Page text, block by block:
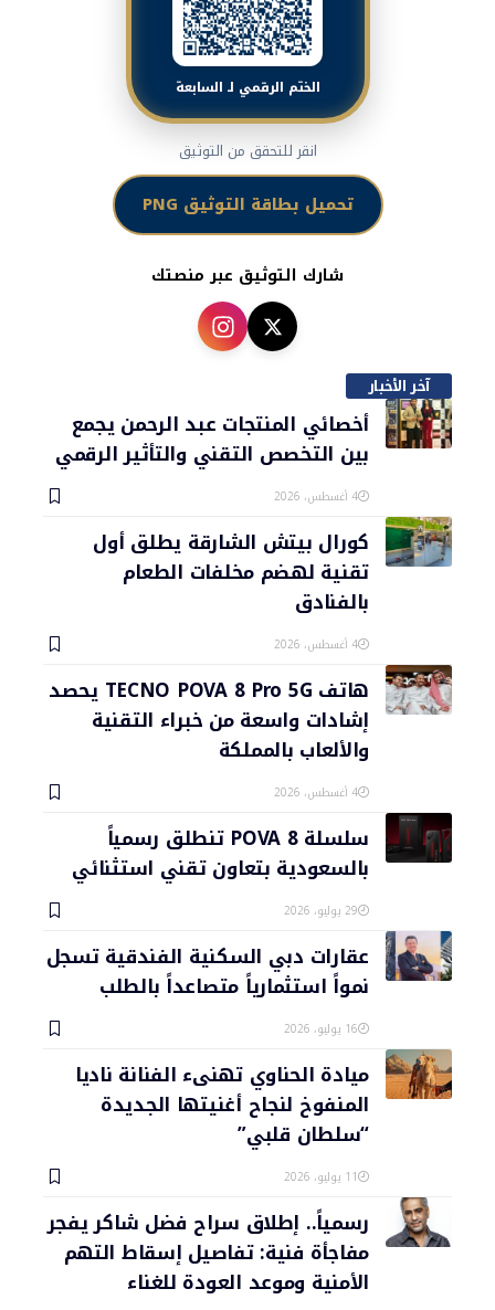
الختم الرقمي لـ السابعة
انقر للتحقق من التوثيق
تحميل بطاقة التوثيق PNG
شارك التوثيق عبر منصتك
آخر الأخبار
أخصائي المنتجات عبد الرحمن يجمع
بين التخصص التقني والتأثير الرقمي
4 أغسطس، 2026
كورال بيتش الشارقة يطلق أول
تقنية لهضم مخلفات الطعام
بالفنادق
4 أغسطس، 2026
هاتف TECNO POVA 8 Pro 5G يحصد
إشادات واسعة من خبراء التقنية
والألعاب بالمملكة
4 أغسطس، 2026
سلسلة POVA 8 تنطلق رسمياً
بالسعودية بتعاون تقني استثنائي
29 يوليو، 2026
عقارات دبي السكنية الفندقية تسجل
نمواً استثمارياً متصاعداً بالطلب
16 يوليو، 2026
ميادة الحناوي تهنىء الفنانة ناديا
المنفوخ لنجاح أغنيتها الجديدة
“سلطان قلبي”
11 يوليو، 2026
رسمياً.. إطلاق سراح فضل شاكر يفجر
مفاجأة فنية: تفاصيل إسقاط التهم
الأمنية وموعد العودة للغناء